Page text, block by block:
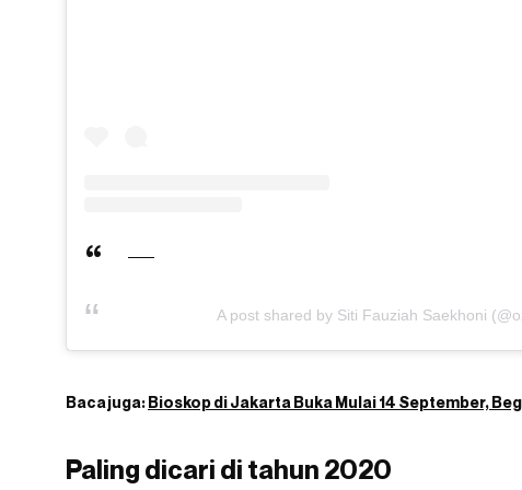
A post shared by Siti Fauziah Saekhoni
Baca juga:Bioskop di Jakarta Buka Mulai 14 September,
Paling dicari di tahun 2020